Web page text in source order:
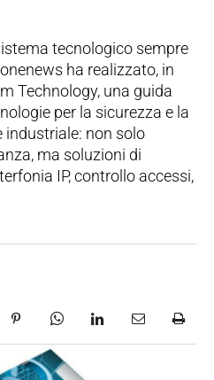
tecnologico sempre
ha realizzato, in
Technology, una guida
per la sicurezza e la
non solo
ma soluzioni di
IP, controllo accessi,